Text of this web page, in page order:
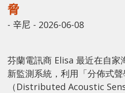
脅
- 辛尼 - 2026-06-08
芬蘭電訊商 Elisa 最近在自家
新監測系統，利用「分佈式聲
（Distributed Acoustic